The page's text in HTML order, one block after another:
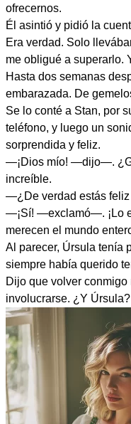
ofrecernos.
Él asintió y pidió la
Era verdad. Solo
me obligué a superarlo.
Hasta dos semanas
embarazada. De
Se lo conté a Stan, por
teléfono, y luego un
sorprendida y feliz.
—¡Dios mío! —dijo—.
increíble.
—¿De verdad estás
—¡Sí! —exclamó—. ¡Lo
merecen el mundo
Al parecer, Úrsula tenía
siempre había querido
Dijo que volver
involucrarse. ¿Y Úrsula?